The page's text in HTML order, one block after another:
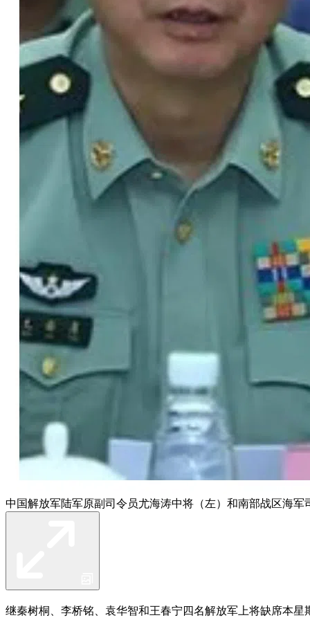
中国解放军陆军原副司令员尤海涛中将（左）和南部战区海
继秦树桐、李桥铭、袁华智和王春宁四名解放军上将缺席本